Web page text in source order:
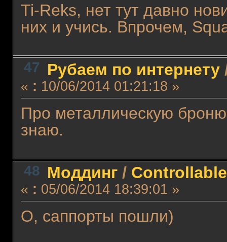
Ti-Reks, нет тут давно
них и учись. Впрочем,
47 Рубаем по интернету
« : 10/06/2014 01:21:18 »
Про металлическую
знаю.
48 Моддинг/
« : 05/06/2014 18:39:01 »
О, саппорты пошли)